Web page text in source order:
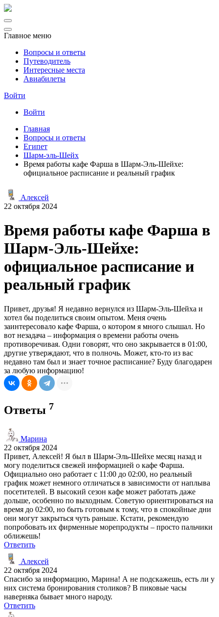
Главное меню
Вопросы и ответы
Путеводитель
Интересные места
Авиабилеты
Войти
Войти
Главная
Вопросы и ответы
Египет
Шарм-эль-Шейх
Время работы кафе Фарша в Шарм-Эль-Шейхе:
официальное расписание и реальный график
Алексей
22 октября 2024
Время работы кафе Фарша в
Шарм-Эль-Шейхе:
официальное расписание и
реальный график
Привет, друзья! Я недавно вернулся из Шарм-Эль-Шейха и
хотел бы поделиться своим опытом. Меня очень
заинтересовало кафе Фарша, о котором я много слышал. Но
вот незадача – информация о времени работы очень
противоречивая. Одни говорят, что оно закрывается в 01:00,
другие утверждают, что в полночь. Может, кто-то из вас
недавно там был и знает точное расписание? Буду благодарен
за любую информацию!
Ответы 7
Марина
22 октября 2024
Привет, Алексей! Я был в Шарм-Эль-Шейхе месяц назад и
могу поделиться свежей информацией о кафе Фарша.
Официально оно работает с 11:00 до 02:00, но реальный
график может немного отличаться в зависимости от наплыва
посетителей. В высокий сезон кафе может работать даже
дольше, особенно по выходным. Советую ориентироваться на
время до 02:00, но быть готовым к тому, что в спокойные дни
они могут закрыться чуть раньше. Кстати, рекомендую
попробовать их фирменные морепродукты – просто пальчики
оближешь!
Ответить
Алексей
22 октября 2024
Спасибо за информацию, Марина! А не подскажешь, есть ли у
них система бронирования столиков? В пиковые часы
наверняка бывает много народу.
Ответить